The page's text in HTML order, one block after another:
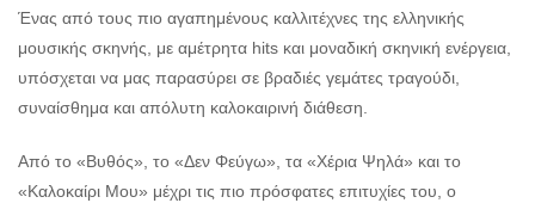
Ένας από τους πιο αγαπημένους καλλιτέχνες της ελληνικής
μουσικής σκηνής, με αμέτρητα hits και μοναδική σκηνική ενέργεια,
υπόσχεται να μας παρασύρει σε βραδιές γεμάτες τραγούδι,
συναίσθημα και απόλυτη καλοκαιρινή διάθεση.
Από το «Βυθός», το «Δεν Φεύγω», τα «Χέρια Ψηλά» και το
«Καλοκαίρι Μου» μέχρι τις πιο πρόσφατες επιτυχίες του, ο